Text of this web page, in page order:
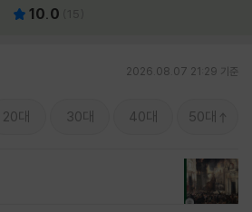
10.0
2026.08.07 21:29 기준
20대 30대 40대 50대